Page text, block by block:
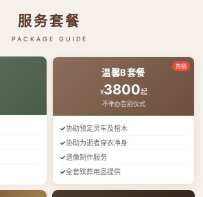
服务套餐
PACKAGE GUIDE
热销
温馨B套餐
¥3800起
不举办告别仪式
协助预定灵车及棺木
协助为逝者穿衣净身
遗像制作服务
全套殡葬用品提供